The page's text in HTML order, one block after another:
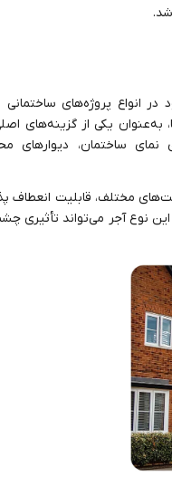
انواع پروژه‌های ساختمانی
به‌عنوان یکی از گزینه‌های
ساختمان، دیوارهای
مختلف، قابلیت انعطاف
نوع آجر می‌تواند تأثیری